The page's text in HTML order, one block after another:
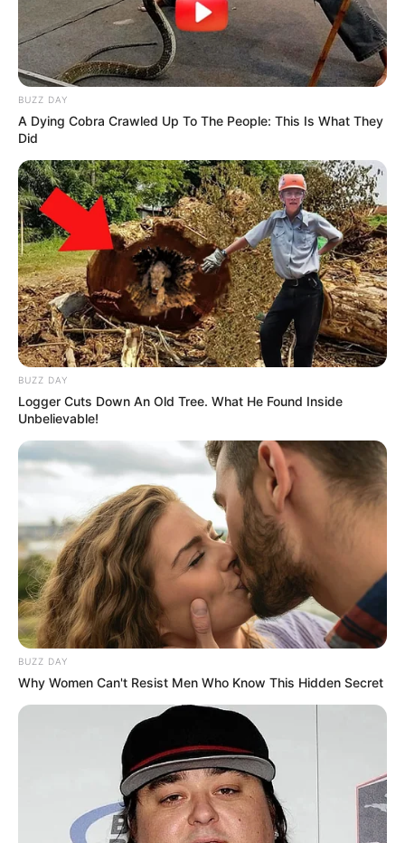
BUZZ DAY
A Dying Cobra Crawled Up To The People: This Is What They
Did
BUZZ DAY
Logger Cuts Down An Old Tree. What He Found Inside
Unbelievable!
BUZZ DAY
Why Women Can't Resist Men Who Know This Hidden Secret